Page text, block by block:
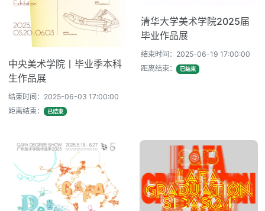
中央美术学院丨毕业季本科
生作品展
结束时间：2025-06-03 17:00:00
距离结束：
已结束
清华大学美术学院2025届
毕业作品展
结束时间：2025-06-19 17:00:00
距离结束：
已结束